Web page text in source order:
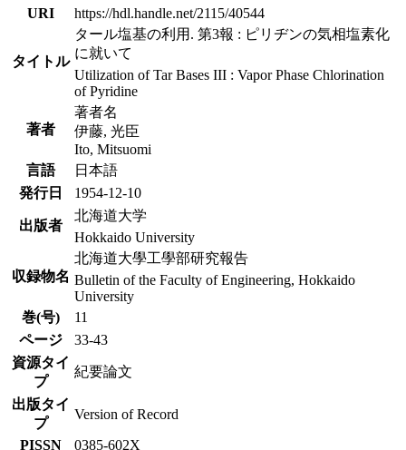
URI
https://hdl.handle.net/2115/40544
タイトル
タール塩基の利用. 第3報 : ピリヂンの気相塩素化
に就いて
Utilization of Tar Bases III : Vapor Phase Chlorination
of Pyridine
著者
著者名
伊藤, 光臣
Ito, Mitsuomi
言語
日本語
発行日
1954-12-10
出版者
北海道大学
Hokkaido University
収録物名
北海道大學工學部研究報告
Bulletin of the Faculty of Engineering, Hokkaido
University
巻(号)
11
ページ
33-43
資源タイ
プ
紀要論文
出版タイ
プ
Version of Record
PISSN
0385-602X